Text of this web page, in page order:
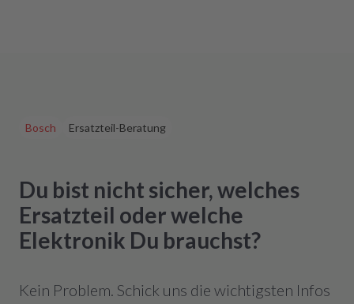
Bosch Ersatzteil-Beratung
Du bist nicht sicher, welches
Ersatzteil oder welche
Elektronik Du brauchst?
Kein Problem. Schick uns die wichtigsten Infos